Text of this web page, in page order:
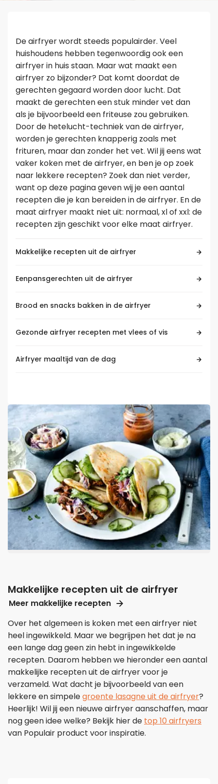
Kooktips & blogs
De airfryer wordt steeds populairder. Veel
huishoudens hebben tegenwoordig ook een
airfryer in huis staan. Maar wat maakt een
airfryer zo bijzonder? Dat komt doordat de
gerechten gegaard worden door lucht. Dat
maakt de gerechten een stuk minder vet dan
als je bijvoorbeeld een friteuse zou gebruiken.
Door de hetelucht-techniek van de airfryer,
worden je gerechten knapperig zoals met
frituren, maar dan zonder het vet. Wil jij eens wat
vaker koken met de airfryer, en ben je op zoek
naar lekkere recepten? Zoek dan niet verder,
want op deze pagina geven wij je een aantal
recepten die je kan bereiden in de airfryer. En de
maat airfryer maakt niet uit: normaal, xl of xxl: de
recepten zijn geschikt voor elke maat airfryer.
Makkelijke recepten uit de airfryer
Eenpansgerechten uit de airfryer
Brood en snacks bakken in de airfryer
Gezonde airfryer recepten met vlees of vis
Airfryer maaltijd van de dag
Makkelijke recepten uit de airfryer
Meer makkelijke recepten
Over het algemeen is koken met een airfryer niet
heel ingewikkeld. Maar we begrijpen het dat je na
een lange dag geen zin hebt in ingewikkelde
recepten. Daarom hebben we hieronder een aantal
makkelijke recepten uit de airfryer voor je
verzameld. Wat dacht je bijvoorbeeld van een
lekkere en simpelegroente lasagne uit de airfryer?
Heerlijk! Wil jij een nieuwe airfryer aanschaffen, maar
nog geen idee welke? Bekijk hier de top 10 airfryers
van Populair product voor inspiratie.